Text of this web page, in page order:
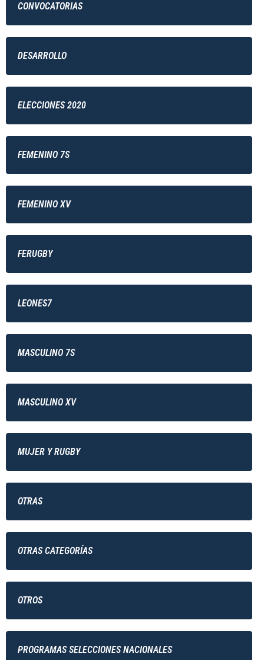
CONVOCATORIAS
DESARROLLO
ELECCIONES 2020
FEMENINO 7S
FEMENINO XV
FERUGBY
LEONES7
MASCULINO 7S
MASCULINO XV
MUJER Y RUGBY
OTRAS
OTRAS CATEGORÍAS
OTROS
PROGRAMAS SELECCIONES NACIONALES